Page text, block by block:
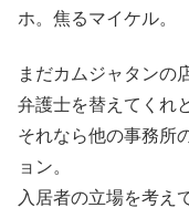
ホ。焦るマイケル。
まだカムジャタンの
弁護士を替えてくれ
それなら他の事務所
ョン。
入居者の立場を考え